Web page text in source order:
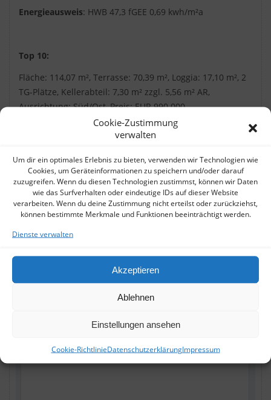
Cookie-Zustimmung
verwalten
Um dir ein optimales Erlebnis zu bieten, verwenden wir Technologien wie
Cookies, um Geräteinformationen zu speichern und/oder darauf
zuzugreifen. Wenn du diesen Technologien zustimmst, können wir Daten
wie das Surfverhalten oder eindeutige IDs auf dieser Website
verarbeiten. Wenn du deine Zustimmung nicht erteilst oder zurückziehst,
können bestimmte Merkmale und Funktionen beeinträchtigt werden.
Dienste verwalten
Akzeptieren
Ablehnen
Einstellungen ansehen
Cookie-RichtlinieDatenschutzerklärungImpressum
Energieausweis: HWB 47,3 fGEE 0,69 kwh/m²a
Top 10:
Fläche: 114,07 m², Terrasse: 70,39 m², Loggia: 17,10 m², 2
TG-Plätze, Kellerabteil: 7,30 m² zzgl. 5,56 m² AR,
Ausrichtung: Süd/Ost, Preis: EUR 990.000,-
: HWB 47,3 fGEE 0,69 kwh/m²a
OBJEKTANFRAGE